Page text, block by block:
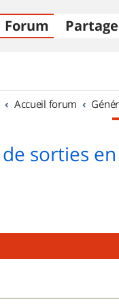
Forum
Accueil forum
sorties